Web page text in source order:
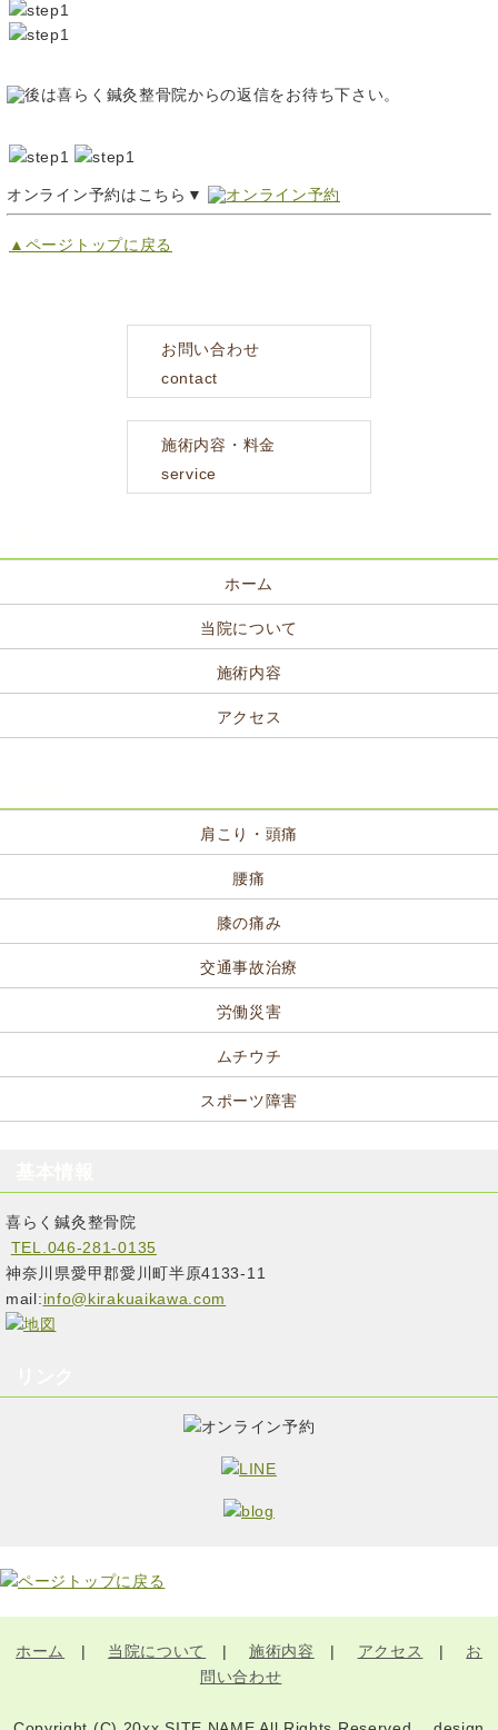
オンライン予約はこちら▼
▲ページトップに戻る
お問い合わせ
contact
施術内容・料金
service
ホーム
当院について
施術内容
アクセス
肩こり・頭痛
腰痛
膝の痛み
交通事故治療
労働災害
ムチウチ
スポーツ障害
喜らく鍼灸整骨院
TEL.046-281-0135
神奈川県愛甲郡愛川町半原4133-11
mail:info@kirakuaikawa.com
ホーム | 当院について | 施術内容 | アクセス | お
問い合わせ